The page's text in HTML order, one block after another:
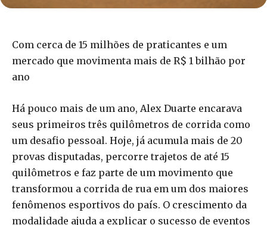
Com cerca de 15 milhões de praticantes e um
mercado que movimenta mais de R$ 1 bilhão por
ano
Há pouco mais de um ano, Alex Duarte encarava
seus primeiros três quilômetros de corrida como
um desafio pessoal. Hoje, já acumula mais de 20
provas disputadas, percorre trajetos de até 15
quilômetros e faz parte de um movimento que
transformou a corrida de rua em um dos maiores
fenômenos esportivos do país. O crescimento da
modalidade ajuda a explicar o sucesso de eventos